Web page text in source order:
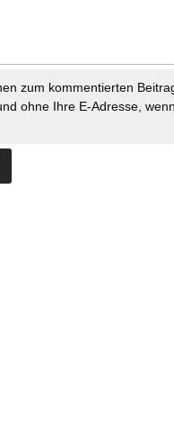
zum kommentierten
ohne Ihre E-Adresse,